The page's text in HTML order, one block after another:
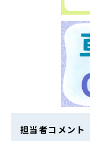
担当者コメント